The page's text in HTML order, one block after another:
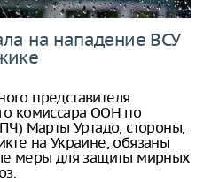
на нападение ВСУ
представителя
комиссара ООН по
Марты Уртадо, стороны,
на Украине, обязаны
меры для защиты мирных